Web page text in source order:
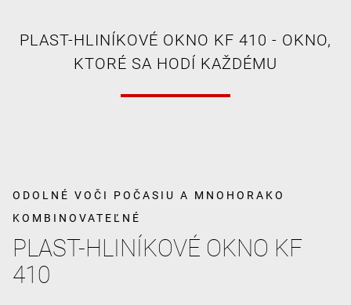
PLAST-HLINÍKOVÉ OKNO KF 410 - OKNO,
KTORÉ SA HODÍ KAŽDÉMU
ODOLNÉ VOČI POČASIU A MNOHORAKO
KOMBINOVATEĽNÉ
PLAST-HLINÍKOVÉ OKNO KF
410